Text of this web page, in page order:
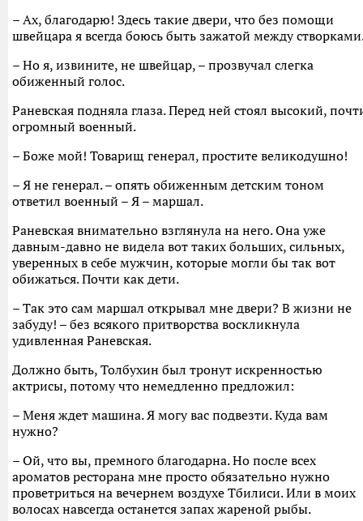
– Ах, благодарю! Здесь такие двери, что без помощи
швейцара я всегда боюсь быть зажатой между
– Но я, извините, не швейцар, – прозвучал слегка
обиженный голос.
Раневская подняла глаза. Перед ней стоял высокий,
огромный военный.
– Боже мой! Товарищ генерал, простите великодушно!
– Я не генерал. – опять обиженным детским тоном
ответил военный – Я – маршал.
Раневская внимательно взглянула на него. Она уже
давным-давно не видела вот таких больших, сильных,
уверенных в себе мужчин, которые могли бы так вот
обижаться. Почти как дети.
– Так это сам маршал открывал мне двери? В жизни не
забуду! – без всякого притворства воскликнула
удивленная Раневская.
Должно быть, Толбухин был тронут искренностью
актрисы, потому что немедленно предложил:
– Меня ждет машина. Я могу вас подвезти. Куда вам
нужно?
– Ой, что вы, премного благодарна. Но после всех
ароматов ресторана мне просто обязательно нужно
проветриться на вечернем воздухе Тбилиси. Или в моих
волосах навсегда останется запах жареной рыбы.